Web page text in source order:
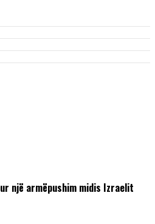
një armëpushim midis Izraelit